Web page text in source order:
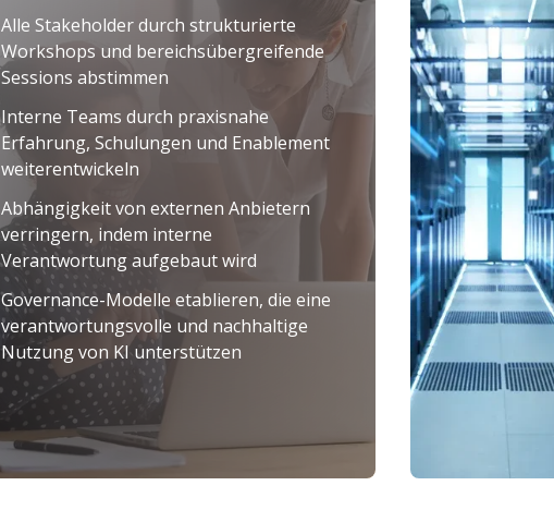
Alle Stakeholder durch strukturierte
Workshops und bereichsübergreifende
Sessions abstimmen
Interne Teams durch praxisnahe
Erfahrung, Schulungen und Enablement
weiterentwickeln
Abhängigkeit von externen Anbietern
verringern, indem interne
Verantwortung aufgebaut wird
Governance-Modelle etablieren, die eine
verantwortungsvolle und nachhaltige
Nutzung von KI unterstützen